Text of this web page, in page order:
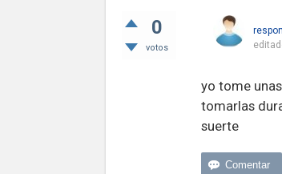
0
votos
yo tome
tomarlas
suerte